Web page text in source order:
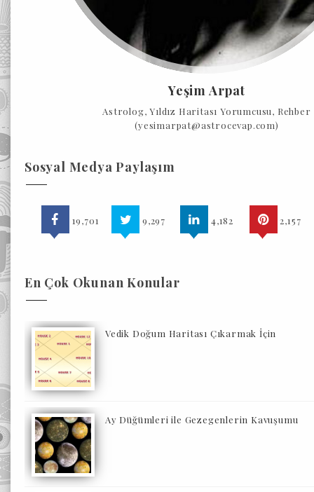
Yeşim Arpat
Astrolog, Yıldız Haritası Yorumcusu, Rehber
(yesimarpat@astrocevap.com)
Sosyal Medya Paylaşım
19,701 9,297 4,182 2,157
En Çok Okunan Konular
Vedik Doğum Haritası Çıkarmak İçin
Ay Düğümleri ile Gezegenlerin Kavuşumu